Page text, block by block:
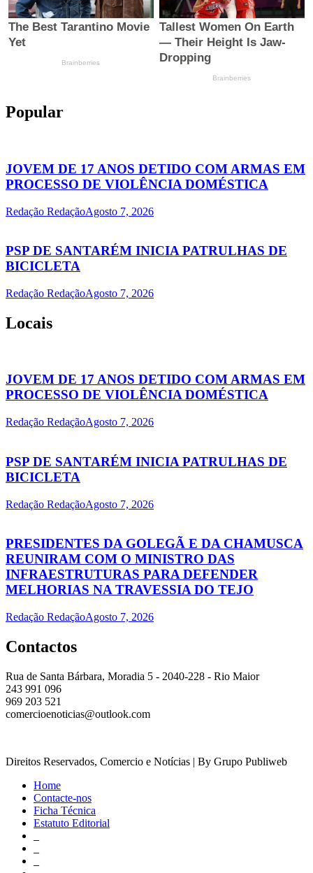
Popular
JOVEM DE 17 ANOS DETIDO COM ARMAS EM
PROCESSO DE VIOLÊNCIA DOMÉSTICA
Redação RedaçãoAgosto 7, 2026
PSP DE SANTARÉM INICIA PATRULHAS DE
BICICLETA
Redação RedaçãoAgosto 7, 2026
Locais
JOVEM DE 17 ANOS DETIDO COM ARMAS EM
PROCESSO DE VIOLÊNCIA DOMÉSTICA
Redação RedaçãoAgosto 7, 2026
PSP DE SANTARÉM INICIA PATRULHAS DE
BICICLETA
Redação RedaçãoAgosto 7, 2026
PRESIDENTES DA GOLEGÃ E DA CHAMUSCA
REUNIRAM COM O MINISTRO DAS
INFRAESTRUTURAS PARA DEFENDER
MELHORIAS NA TRAVESSIA DO TEJO
Redação RedaçãoAgosto 7, 2026
Contactos
Rua de Santa Bárbara, Moradia 5 - 2040-228 - Rio Maior
243 991 096
969 203 521
comercioenoticias@outlook.com
Direitos Reservados, Comercio e Notícias | By Grupo Publiweb
Home
Contacte-nos
Ficha Técnica
Estatuto Editorial